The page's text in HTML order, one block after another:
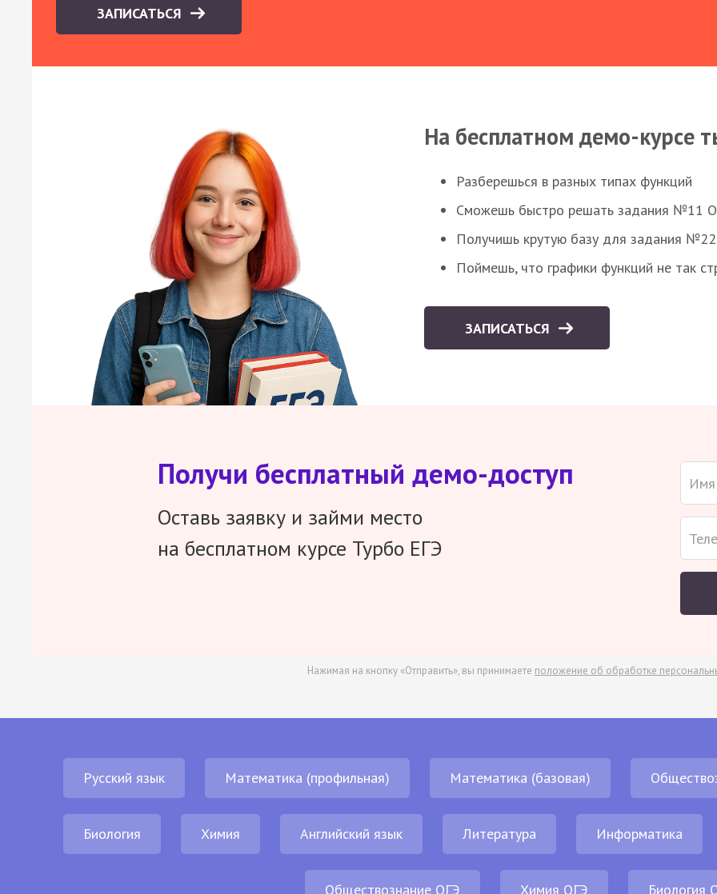
ЗАПИСАТЬСЯ
На бесплатном демо-курсе
Разберешься в разных типах функций
Сможешь быстро решать задания №11
Получишь крутую базу для задания
Поймешь, что графики функций не так
ЗАПИСАТЬСЯ
Получи бесплатный демо-доступ
Оставь заявку и займи место
на бесплатном курсе Турбо ЕГЭ
Нажимая на кнопку «Отправить», вы принимаете положение об обработке
Русский язык Математика (профильная) Математика (базовая)
Биология Химия Английский язык Литература Информатика
Обществознание ОГЭ Химия ОГЭ Биология